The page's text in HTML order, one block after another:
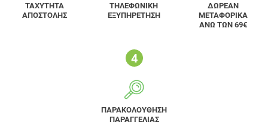
ΤΑΧΥΤΗΤΑ
ΑΠΟΣΤΟΛΗΣ
ΤΗΛΕΦΩΝΙΚΗ
ΕΞΥΠΗΡΕΤΗΣΗ
ΔΩΡΕΑΝ
ΜΕΤΑΦΟΡΙΚΑ
ΑΝΩ ΤΩΝ 69€
ΠΑΡΑΚΟΛΟΥΘΗΣΗ
ΠΑΡΑΓΓΕΛΙΑΣ